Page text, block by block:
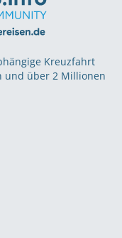
Kreuzfahrt
und über 2 Millionen